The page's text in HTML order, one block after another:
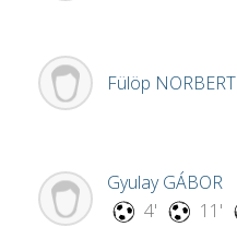
Fülöp NORBERT
GyulayGÁBOR
4'
11'